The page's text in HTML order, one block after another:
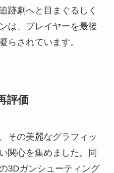
跡劇へと目まぐるしく
は、プレイヤーを最後
らされています。
評価
その美麗なグラフィッ
関心を集めました。同
3Dガンシューティング